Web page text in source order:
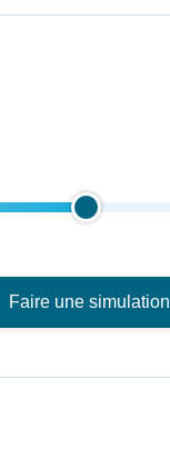
Faire une simulation